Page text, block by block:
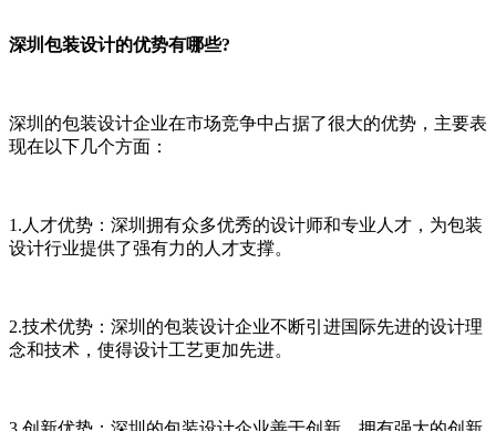
深圳包装设计的优势有哪些?
深圳的包装设计企业在市场竞争中占据了很大的优势，主要表
现在以下几个方面：
1.人才优势：深圳拥有众多优秀的设计师和专业人才，为包装
设计行业提供了强有力的人才支撑。
2.技术优势：深圳的包装设计企业不断引进国际先进的设计理
念和技术，使得设计工艺更加先进。